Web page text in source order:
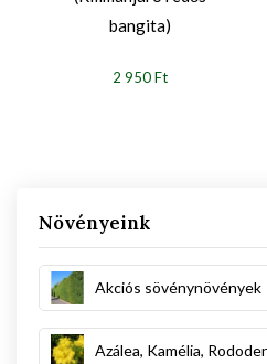
Növényeink
Akciós sövénynövények
Azálea, Kamélia,
bangita)
2 950 Ft